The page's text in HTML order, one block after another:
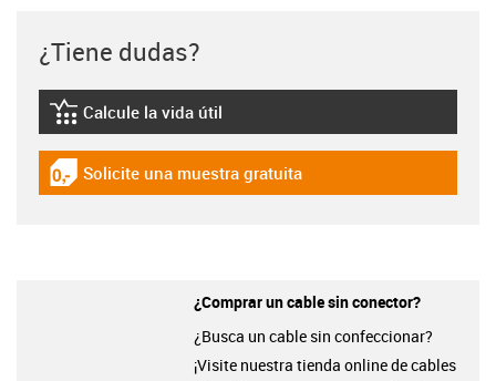
¿Tiene dudas?
igus-icon-lebensdauerrechner
Calcule la vida útil
igus-icon-gratismuster
Solicite una muestra gratuita
¿Comprar un cable sin conector?
¿Busca un cable sin confeccionar?
¡Visite nuestra tienda online de cables